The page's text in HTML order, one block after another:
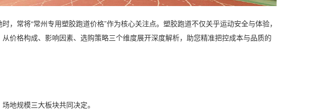
，常将“常州专用塑胶跑道价格”作为核心关注点。塑胶跑道不仅关乎运动安全与体验，
价格构成、影响因素、选购策略三个维度展开深度解析，助您精准把控成本与品质的
地规模三大板块共同决定。